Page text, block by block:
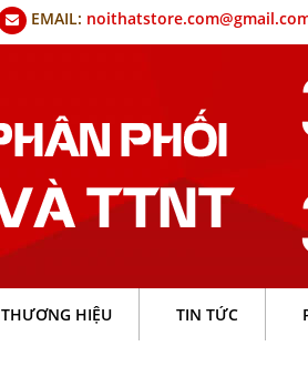
EMAIL:
THƯƠNG HIỆU TIN TỨC